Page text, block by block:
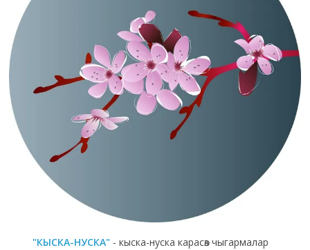
"КЫСКА-НУСКА" - кыска-нуска карасөз чыгармалар